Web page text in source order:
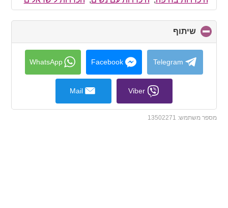
contents
שיתוף
to
collapse
contents
Telegram
Facebook
WhatsApp
Viber
Mail
מספר משתמש: 13502271